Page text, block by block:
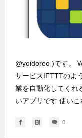
@yoidoreo )です。
サービスIFTTTのよ
業を自動化してくれ
いアプリです 使いこ
0